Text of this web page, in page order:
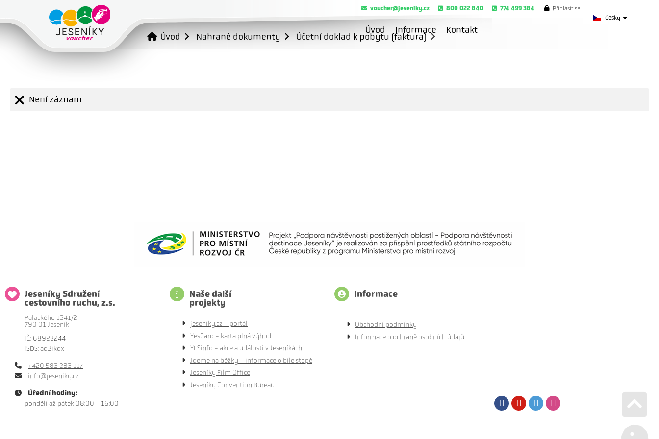
Česky
voucher@jeseniky.cz 800 022 840 774 499 384 Přihlásit se
Úvod Informace Kontakt
Úvod Nahrané dokumenty Účetní doklad k pobytu (faktura)
Není záznam
Jeseníky Sdružení
cestovního ruchu, z.s.
Palackého 1341/2
790 01 Jeseník
IČ: 68923244
ISDS: aq3ikqx
+420 583 283 117
info@jeseniky.cz
Úřední hodiny:
pondělí až pátek 08:00 - 16:00
Naše další
projekty
jeseniky.cz - portál
YesCard - karta plná výhod
YESinfo - akce a události v Jeseníkách
Jdeme na běžky - informace o bíle stopě
Jeseníky Film Office
Jeseníky Convention Bureau
Informace
Obchodní podmínky
Informace o ochraně osobních údajů
FacebookYoutubeTwitter
Go